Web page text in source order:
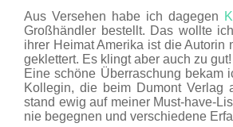
Aus Versehen habe ich dagegen
Großhändler bestellt. Das wollte
ihrer Heimat Amerika ist die
geklettert. Es klingt aber auch zu gut!
Eine schöne Überraschung bekam
Kollegin, die beim Dumont Verlag
stand ewig auf meiner Must-have-
nie begegnen und verschiedene